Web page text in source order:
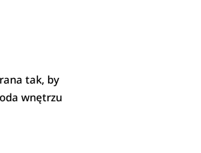
tak, by
wnętrzu